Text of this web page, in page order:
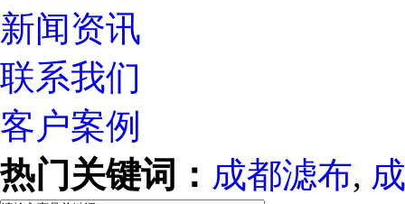
新闻资讯
联系我们
客户案例
热门关键词： 成都滤布,